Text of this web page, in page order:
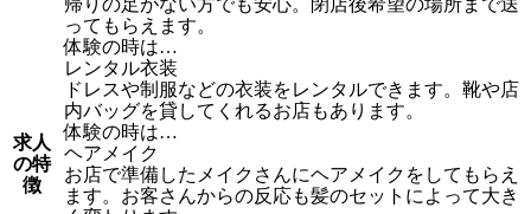
求人
の特
徴
ってもらえます。
体験の時は…
レンタル衣装
ドレスや制服などの衣装をレンタルできます。靴や店
内バッグを貸してくれるお店もあります。
体験の時は…
ヘアメイク
お店で準備したメイクさんにヘアメイクをしてもらえ
ます。お客さんからの反応も髪のセットによって大き